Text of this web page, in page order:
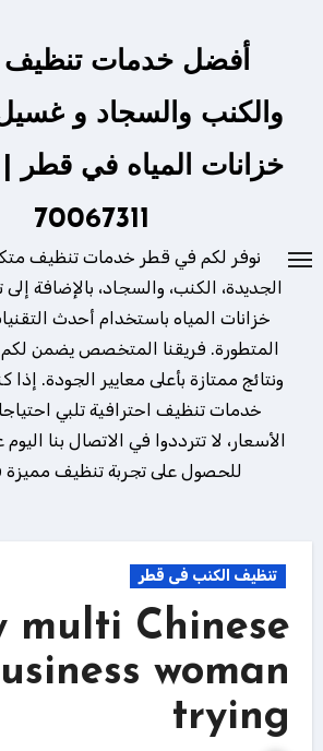
أفضل خدمات تنظيف
والكنب والسجاد و
خزانات المياه في قطر |
70067311
نوفر لكم في قطر خدمات تنظيف
الجديدة، الكنب، والسجاد، بالإضافة
خزانات المياه باستخدام أحدث
المتطورة. فريقنا المتخصص يضمن لكم
ونتائج ممتازة بأعلى معايير الجودة.
خدمات تنظيف احترافية تلبي
للحصول على تجربة تنظيف
تنظيف الكنب فى قطر
multi Chinese
woman
trying